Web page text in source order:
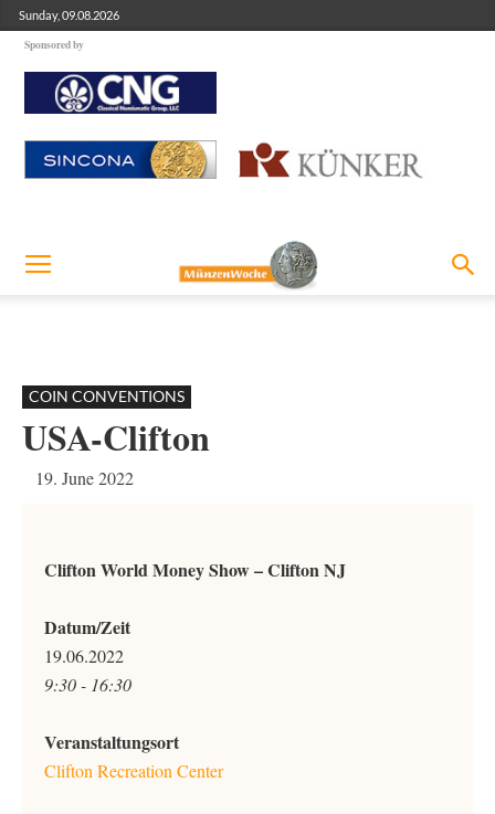
Sunday, 09.08.2026
Sponsored by
COIN CONVENTIONS
USA-Clifton
19. June 2022
Clifton World Money Show – Clifton NJ
Datum/Zeit
19.06.2022
9:30 - 16:30
Veranstaltungsort
Clifton Recreation Center